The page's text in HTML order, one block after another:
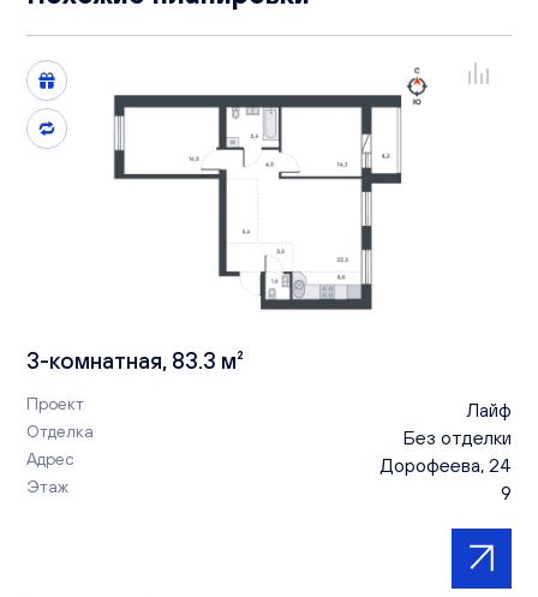
3-комнатная, 83.3 м²
Проект Лайф
Отделка Без отделки
Адрес Дорофеева, 24
Этаж 9